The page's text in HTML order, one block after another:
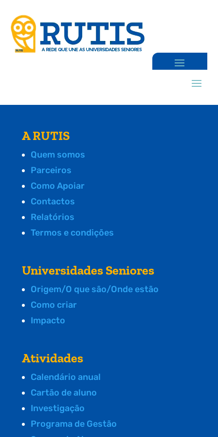
A RUTIS
Quem somos
Parceiros
Como Apoiar
Contactos
Relatórios
Termos e condições
Universidades Seniores
Origem/O que são/Onde estão
Como criar
Impacto
Atividades
Calendário anual
Cartão de aluno
Investigação
Programa de Gestão